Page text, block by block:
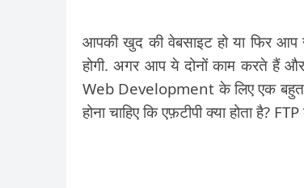
आपकी खुद की वेबसाइट हो या फिर आप
होगी. अगर आप ये दोनों काम करते हैं
Web Development के लिए एक बहुत
होना चाहिए कि एफ़टीपी क्या होता है?